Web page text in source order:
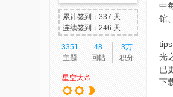
爱
辅
累计签到：337 天
连续签到：246 天
3351
主题
48
回帖
3万
积分
星空大帝
中
馆
光
已
下